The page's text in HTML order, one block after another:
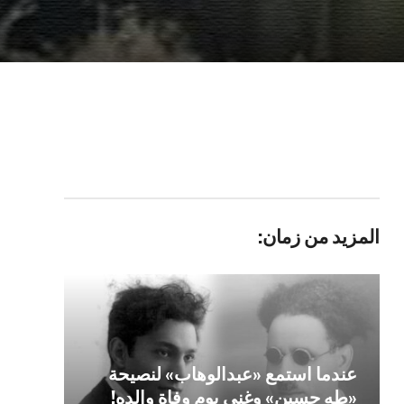
المزيد من زمان:
عندما استمع «عبدالوهاب» لنصيحة
«طه حسين» وغنى يوم وفاة والده!